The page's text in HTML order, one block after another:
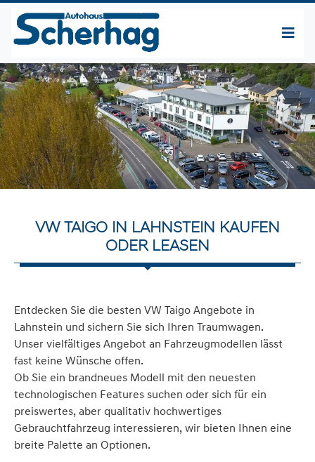
VW TAIGO IN LAHNSTEIN KAUFEN
ODER LEASEN
Entdecken Sie die besten VW Taigo Angebote in
Lahnstein und sichern Sie sich Ihren Traumwagen.
Unser vielfältiges Angebot an Fahrzeugmodellen lässt
fast keine Wünsche offen.
Ob Sie ein brandneues Modell mit den neuesten
technologischen Features suchen oder sich für ein
preiswertes, aber qualitativ hochwertiges
Gebrauchtfahrzeug interessieren, wir bieten Ihnen eine
breite Palette an Optionen.